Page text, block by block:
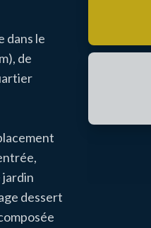
dans le
de
jardin
dessert